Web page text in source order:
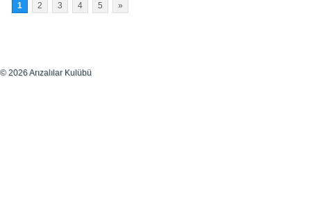
1 2 3 4 5 »
© 2026 Arızalılar Kulübü